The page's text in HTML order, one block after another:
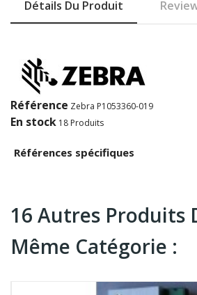
Détails Du Produit
Référence Zebra P1053360-019
En stock 18 Produits
Références spécifiques
16 Autres Produits
Même Catégorie :